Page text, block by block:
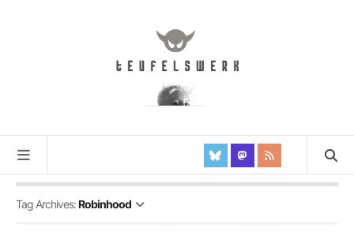
Tag Archives:Robinhood